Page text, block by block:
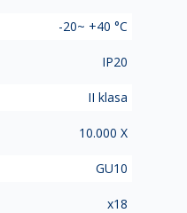
-20~ +40 °C
IP20
II klasa
10.000 X
GU10
x18